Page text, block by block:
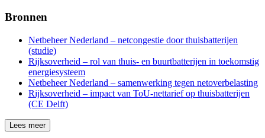
Bronnen
Netbeheer Nederland – netcongestie door thuisbatterijen
(studie)
Rijksoverheid – rol van thuis- en buurtbatterijen in toekomstig
energiesysteem
Netbeheer Nederland – samenwerking tegen netoverbelasting
Rijksoverheid – impact van ToU-nettarief op thuisbatterijen
(CE Delft)
Lees meer